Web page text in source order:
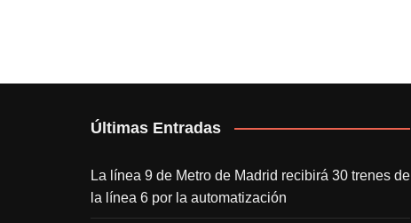
Últimas Entradas
La línea 9 de Metro de Madrid recibirá 30 trenes de
la línea 6 por la automatización